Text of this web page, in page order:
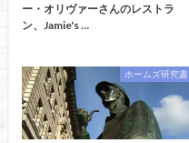
ー・オリヴァーさんのレストラ
ン、Jamie's …
ホームズ研究書